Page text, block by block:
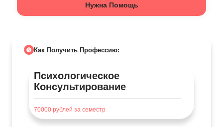
Нужна Помощь
Как Получить Профессию:
Психологическое
Консультирование
70000 рублей за семестр